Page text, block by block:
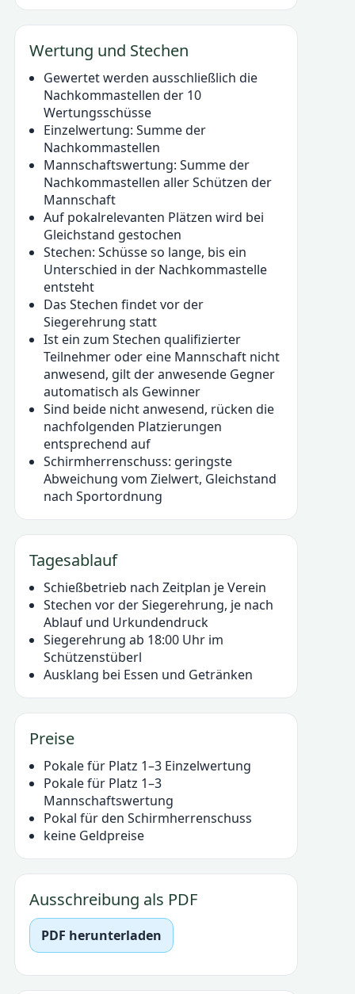
Wertung und Stechen
Gewertet werden ausschließlich die
Nachkommastellen der 10
Wertungsschüsse
Einzelwertung: Summe der
Nachkommastellen
Mannschaftswertung: Summe der
Nachkommastellen aller Schützen der
Mannschaft
Auf pokalrelevanten Plätzen wird bei
Gleichstand gestochen
Stechen: Schüsse so lange, bis ein
Unterschied in der Nachkommastelle
entsteht
Das Stechen findet vor der
Siegerehrung statt
Ist ein zum Stechen qualifizierter
Teilnehmer oder eine Mannschaft nicht
anwesend, gilt der anwesende Gegner
automatisch als Gewinner
Sind beide nicht anwesend, rücken die
nachfolgenden Platzierungen
entsprechend auf
Schirmherrenschuss: geringste
Abweichung vom Zielwert, Gleichstand
nach Sportordnung
Tagesablauf
Schießbetrieb nach Zeitplan je Verein
Stechen vor der Siegerehrung, je nach
Ablauf und Urkundendruck
Siegerehrung ab 18:00 Uhr im
Schützenstüberl
Ausklang bei Essen und Getränken
Preise
Pokale für Platz 1–3 Einzelwertung
Pokale für Platz 1–3
Mannschaftswertung
Pokal für den Schirmherrenschuss
keine Geldpreise
Ausschreibung als PDF
PDF herunterladen